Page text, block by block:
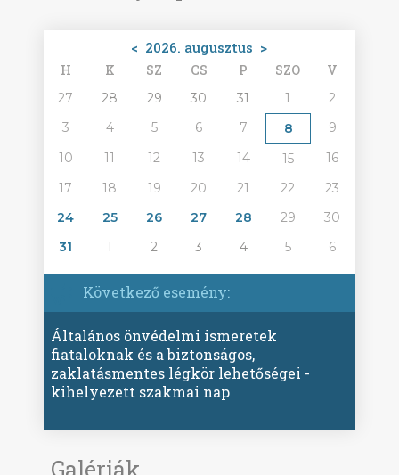
< 2026. augusztus >
H K SZ CS P SZO V
27 28 29 30 31 1
2
3
4 5 6 7 8
9
10
11 12 13 14 15
16
17
18 19 20 21 22
23
24
25 26 27 28 29
30
31
1 2 3 4 5 6
Következő esemény:
Általános önvédelmi ismeretek
fiataloknak és a biztonságos,
zaklatásmentes légkör lehetőségei -
kihelyezett szakmai nap
Galériák